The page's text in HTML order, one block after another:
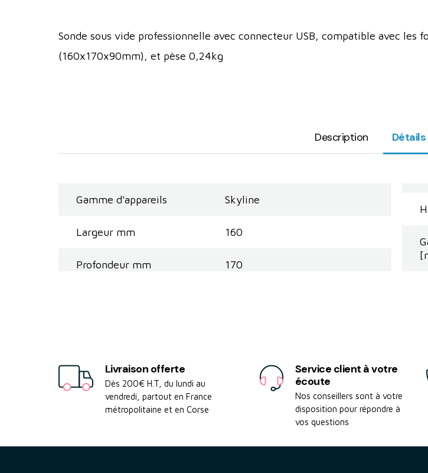
Sonde sous vide professionnelle avec connecteur USB, compatible avec les
(160x170x90mm), et pèse 0,24kg
Description
Gamme d'appareils Skyline
Largeur mm 160
Profondeur mm 170
Livraison offerte
Dès 200€ H.T, du lundi au
vendredi, partout en France
métropolitaine et en Corse
Service client à votre
écoute
Nos conseillers sont à votre
disposition pour répondre à
vos questions